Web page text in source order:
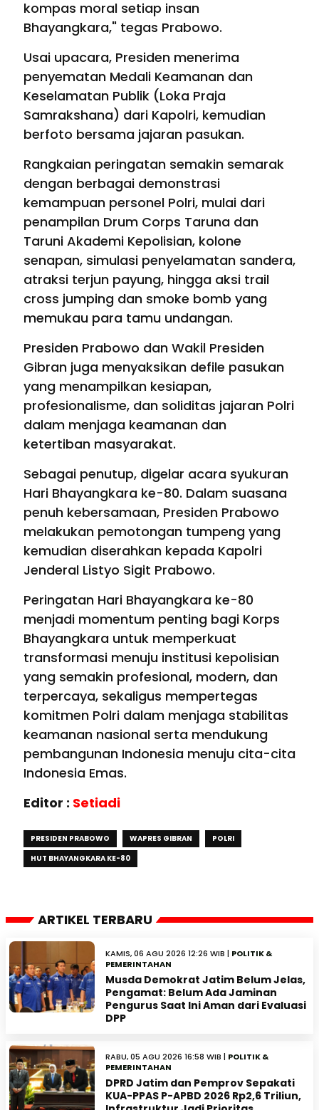
kompas moral setiap insan
Bhayangkara," tegas Prabowo.
Usai upacara, Presiden menerima
penyematan Medali Keamanan dan
Keselamatan Publik (Loka Praja
Samrakshana) dari Kapolri, kemudian
berfoto bersama jajaran pasukan.
Rangkaian peringatan semakin semarak
dengan berbagai demonstrasi
kemampuan personel Polri, mulai dari
penampilan Drum Corps Taruna dan
Taruni Akademi Kepolisian, kolone
senapan, simulasi penyelamatan sandera,
atraksi terjun payung, hingga aksi trail
cross jumping dan smoke bomb yang
memukau para tamu undangan.
Presiden Prabowo dan Wakil Presiden
Gibran juga menyaksikan defile pasukan
yang menampilkan kesiapan,
profesionalisme, dan soliditas jajaran Polri
dalam menjaga keamanan dan
ketertiban masyarakat.
Sebagai penutup, digelar acara syukuran
Hari Bhayangkara ke-80. Dalam suasana
penuh kebersamaan, Presiden Prabowo
melakukan pemotongan tumpeng yang
kemudian diserahkan kepada Kapolri
Jenderal Listyo Sigit Prabowo.
Peringatan Hari Bhayangkara ke-80
menjadi momentum penting bagi Korps
Bhayangkara untuk memperkuat
transformasi menuju institusi kepolisian
yang semakin profesional, modern, dan
terpercaya, sekaligus mempertegas
komitmen Polri dalam menjaga stabilitas
keamanan nasional serta mendukung
pembangunan Indonesia menuju cita-cita
Indonesia Emas.
Editor : Setiadi
PRESIDEN PRABOWO WAPRES GIBRAN
POLRI
HUT BHAYANGKARA KE-80
ARTIKEL TERBARU
KAMIS, 06 AGU 2026 12:26 WIB | POLITIK &
PEMERINTAHAN
Musda Demokrat Jatim Belum Jelas,
Pengamat: Belum Ada Jaminan
Pengurus Saat Ini Aman dari Evaluasi
DPP
RABU, 05 AGU 2026 16:58 WIB | POLITIK &
PEMERINTAHAN
DPRD Jatim dan Pemprov Sepakati
KUA-PPAS P-APBD 2026 Rp2,6 Triliun,